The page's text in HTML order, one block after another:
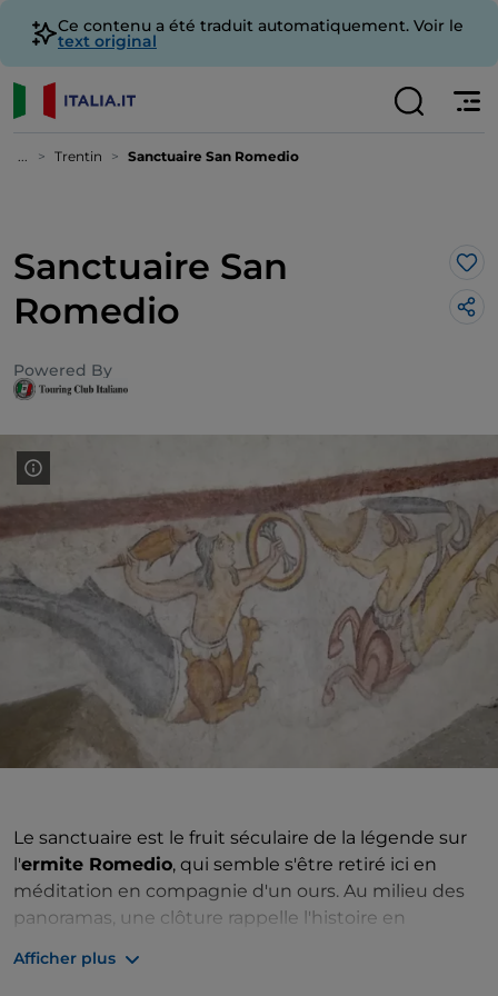
Ce contenu a été traduit automatiquement. Voir le
text original
... Trentin Sanctuaire San Romedio
Sanctuaire San
Romedio
Powered By
Le sanctuaire est le fruit séculaire de la légende sur
l'ermite Romedio, qui semble s'être retiré ici en
méditation en compagnie d'un ours. Au milieu des
panoramas, une clôture rappelle l'histoire en
la nature. Le lieu, qui existe déjà depuis le XIIe siècle,
Afficher plus